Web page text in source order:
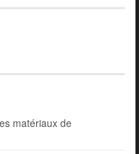
matériaux de